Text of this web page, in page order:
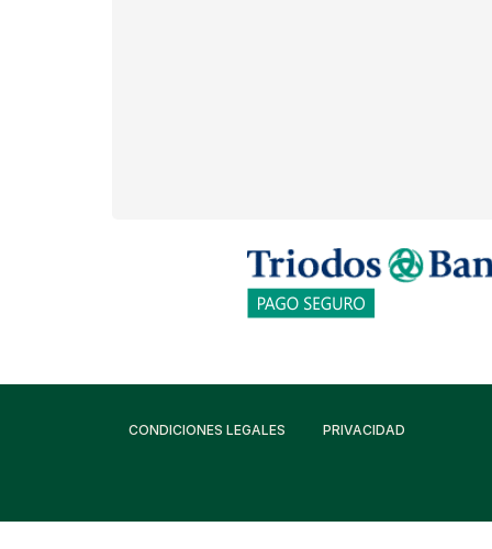
CONDICIONES LEGALES PRIVACIDAD